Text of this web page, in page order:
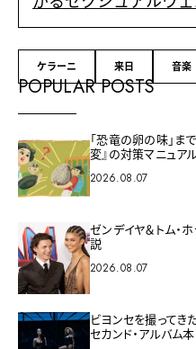
ケラーニ 来日 音楽
POPULAR POSTS
「恐竜の卵の味」ま
変』の対策マニュア
2026.08.07
ゼンデイヤ＆トム・
説
2026.08.07
ビヨンセを撮ってき
セカンド・アルバム